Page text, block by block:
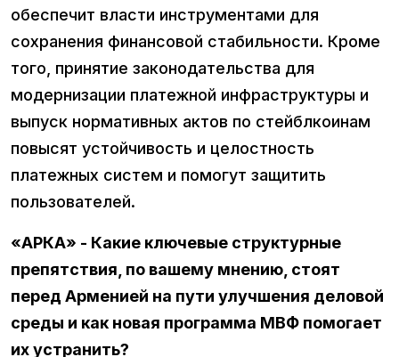
обеспечит власти инструментами для
сохранения финансовой стабильности. Кроме
того, принятие законодательства для
модернизации платежной инфраструктуры и
выпуск нормативных актов по стейблкоинам
повысят устойчивость и целостность
платежных систем и помогут защитить
пользователей.
«АРКА» - Какие ключевые структурные
препятствия, по вашему мнению, стоят
перед Арменией на пути улучшения деловой
среды и как новая программа МВФ помогает
их устранить?